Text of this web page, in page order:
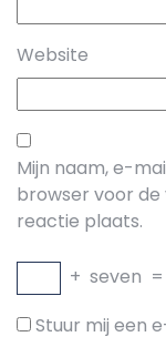
Website
Mijn naam, e-
browser voor
reactie plaats.
+ seven =
Stuur mij een